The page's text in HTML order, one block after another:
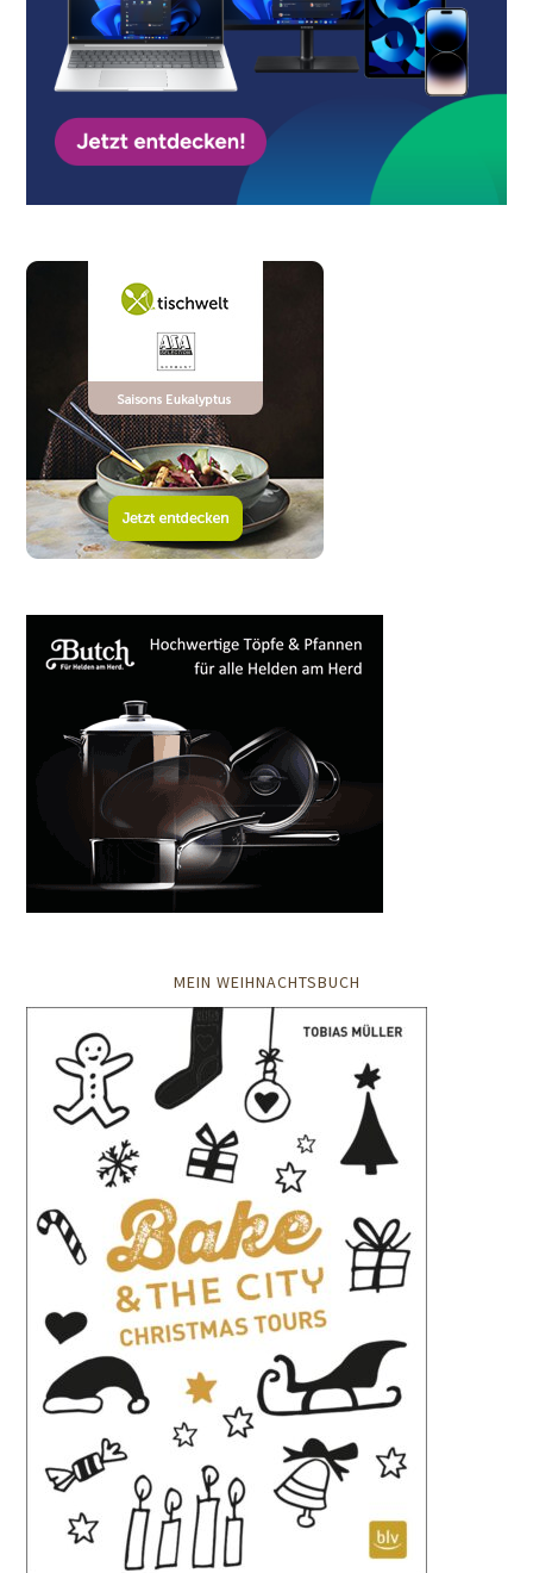
MEIN WEIHNACHTSBUCH